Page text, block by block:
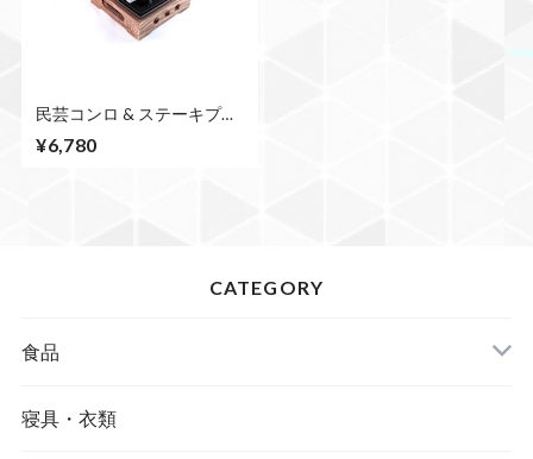
民芸コンロ & ステーキプレ
¥6,780
CATEGORY
食品
寝具・衣類